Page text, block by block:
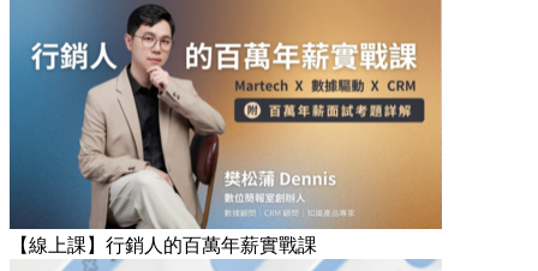
【線上課】行銷人的百萬年薪實戰課